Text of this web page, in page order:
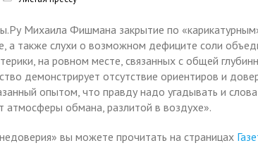
Михаила Фишмана закрытие по
а также слухи о возможном дефиците соли
на ровном месте, связанных с общей
демонстрирует отсутствие ориентиров и
опытом, что правду надо угадывать и
атмосферы обмана, разлитой в воздухе».
вы можете прочитать на страницах